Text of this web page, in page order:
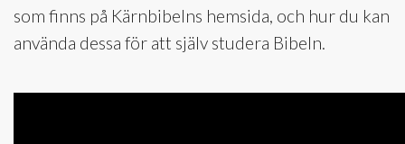
som finns på Kärnbibelns hemsida, och hur du kan
använda dessa för att själv studera Bibeln.